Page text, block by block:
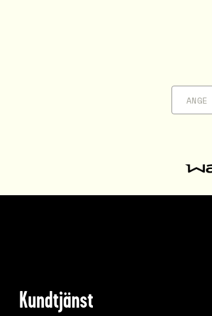
Kundtjänst